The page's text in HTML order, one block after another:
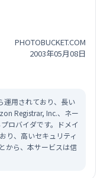
PHOTOBUCKET.COM
2003年05月08日
運用されており、長い
Registrar, Inc.、ネー
ロバイダです。ドメイ
り、高いセキュリティ
から、本サービスは信